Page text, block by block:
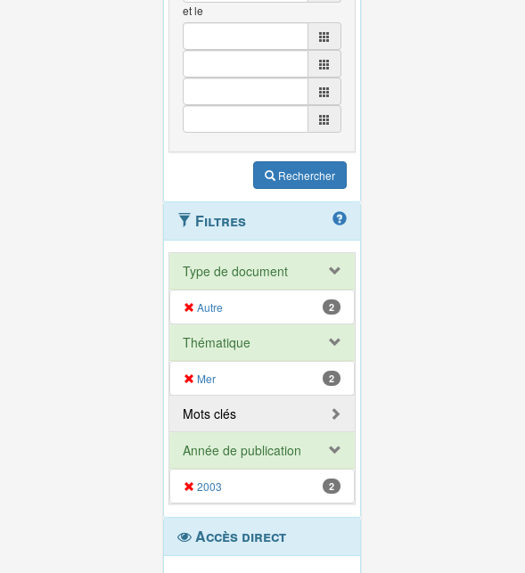
et le
Rechercher
Filtres
Type de document
Autre 2
Thématique
Mer 2
Mots clés
Année de publication
2003 2
Accès direct